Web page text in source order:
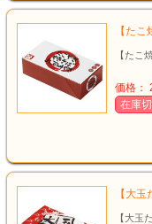
【た
【たこ
価格：
在庫
【大
【大玉